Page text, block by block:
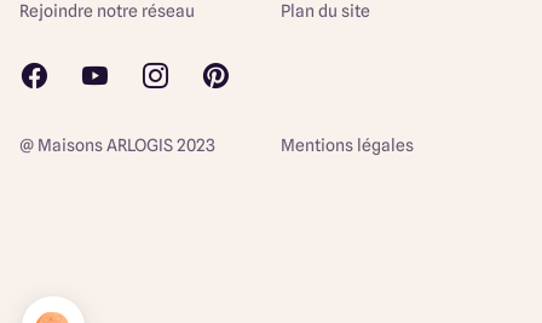
Mentions légales
Rejoindre notre réseau Plan du site
@ Maisons ARLOGIS 2023